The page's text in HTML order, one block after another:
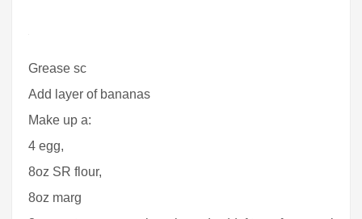
Grease sc
Add layer of bananas
Make up a:
4 egg,
8oz SR flour,
8oz marg